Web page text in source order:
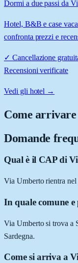
Dormi a due passi da
Hotel, B&B e case
confronta prezzi e
✓ Cancellazione
Recensioni verificate
Vedi gli hotel →
Come
Domande
Qual è il CAP di
Via Umberto rientra
In quale comune
Via Umberto si trova a
Sardegna.
Come si arriva a